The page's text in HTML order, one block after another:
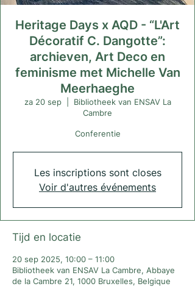
Heritage Days x AQD - “L'Art
Décoratif C. Dangotte”:
archieven, Art Deco en
feminisme met Michelle Van
Meerhaeghe
za 20 sep
  |
Bibliotheek van ENSAV La
Cambre
Conferentie
Les inscriptions sont closes
Voir d'autres événements
Tijd en locatie
20 sep 2025, 10:00 – 11:00
Bibliotheek van ENSAV La Cambre, Abbaye
de la Cambre 21, 1000 Bruxelles, Belgique